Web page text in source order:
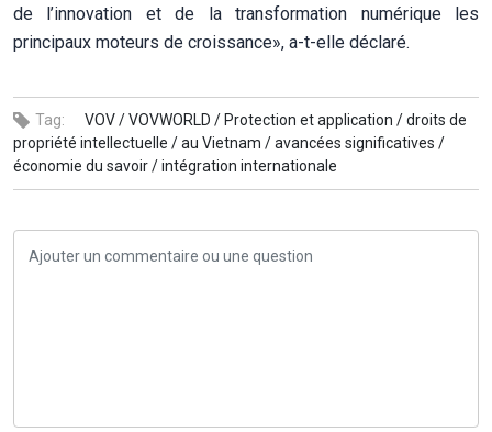
de l’innovation et de la transformation numérique les
principaux moteurs de croissance», a-t-elle déclaré.
Tag: VOV /VOVWORLD / Protection et application /droits de
propriété intellectuelle /au Vietnam /avancées significatives /
économie du savoir /intégration internationale